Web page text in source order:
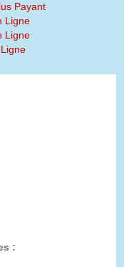
Payant
Ligne
Ligne
: